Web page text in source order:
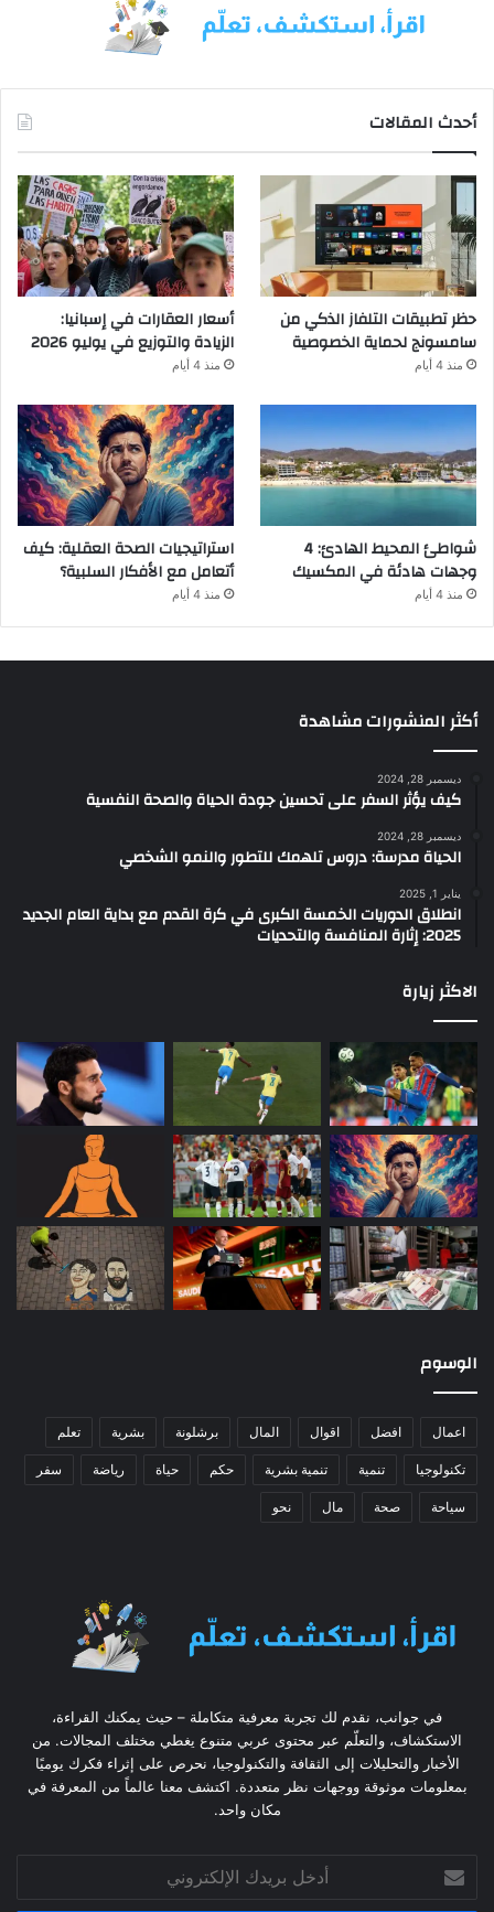
أحدث المقالات
حظر تطبيقات التلفاز الذكي من
سامسونج لحماية الخصوصية
منذ 4 أيام
أسعار العقارات في إسبانيا:
الزيادة والتوزيع في يوليو 2026
منذ 4 أيام
شواطئ المحيط الهادئ: 4
وجهات هادئة في المكسيك
منذ 4 أيام
استراتيجيات الصحة العقلية: كيف
أتعامل مع الأفكار السلبية؟
منذ 4 أيام
أكثر المنشورات مشاهدة
ديسمبر 28, 2024
كيف يؤثر السفر على تحسين جودة الحياة والصحة النفسية
ديسمبر 28, 2024
الحياة مدرسة: دروس تلهمك للتطور والنمو الشخصي
يناير 1, 2025
انطلاق الدوريات الخمسة الكبرى في كرة القدم مع بداية العام الجديد
2025: إثارة المنافسة والتحديات
الاكثر زيارة
الوسوم
اعمال افضل اقوال المال برشلونة بشرية تعلم
تكنولوجيا تنمية تنمية بشرية حكم حياة رياضة سفر
سياحة صحة مال نحو
في جوانب، نقدم لك تجربة معرفية متكاملة – حيث يمكنك القراءة،
الاستكشاف، والتعلّم عبر محتوى عربي متنوع يغطي مختلف المجالات. من
الأخبار والتحليلات إلى الثقافة والتكنولوجيا، نحرص على إثراء فكرك يوميًا
بمعلومات موثوقة ووجهات نظر متعددة. اكتشف معنا عالماً من المعرفة في
مكان واحد.
بريدك